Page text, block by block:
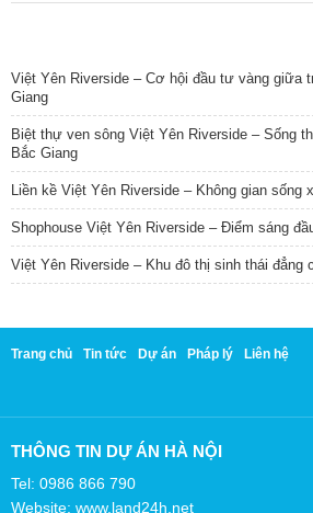
Việt Yên Riverside – Cơ hội đầu tư vàng giữa
Giang
Biệt thự ven sông Việt Yên Riverside – Sống
Bắc Giang
Liền kề Việt Yên Riverside – Không gian sống
Shophouse Việt Yên Riverside – Điểm sáng
Việt Yên Riverside – Khu đô thị sinh thái đẳng
Trang chủ Tin tức Dự án Pháp lý Liên hệ
THÔNG TIN DỰ ÁN HÀ NỘI
Tel: 0986 866 790
Website: www.land24h.net